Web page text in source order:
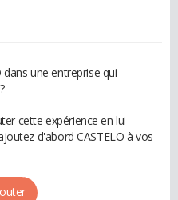
dans une entreprise qui
cette expérience en lui
d'abord CASTELO à vos